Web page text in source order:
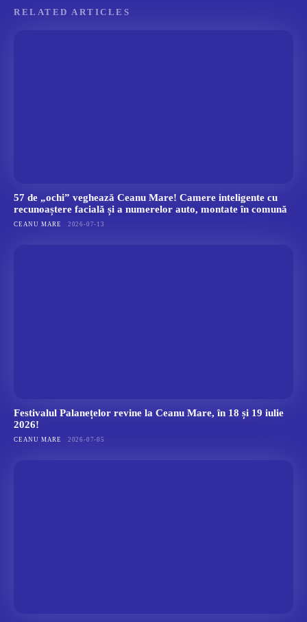
RELATED ARTICLES
57 de „ochi” veghează Ceanu Mare! Camere inteligente cu
recunoaștere facială și a numerelor auto, montate în comună
CEANU MARE 2026-07-13
Festivalul Palanețelor revine la Ceanu Mare, în 18 și 19 iulie
2026!
CEANU MARE 2026-07-05